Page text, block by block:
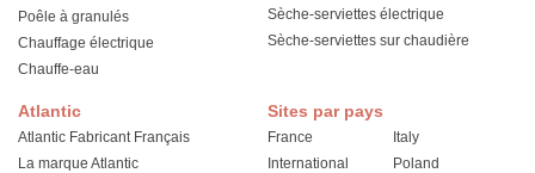
Atlantic
Atlantic Fabricant Français
La marque Atlantic
Poêle à granulés
Chauffage électrique
Chauffe-eau
Sèche-serviettes électrique
Sèche-serviettes sur chaudière
Sites par pays
France
International
Italy
Poland